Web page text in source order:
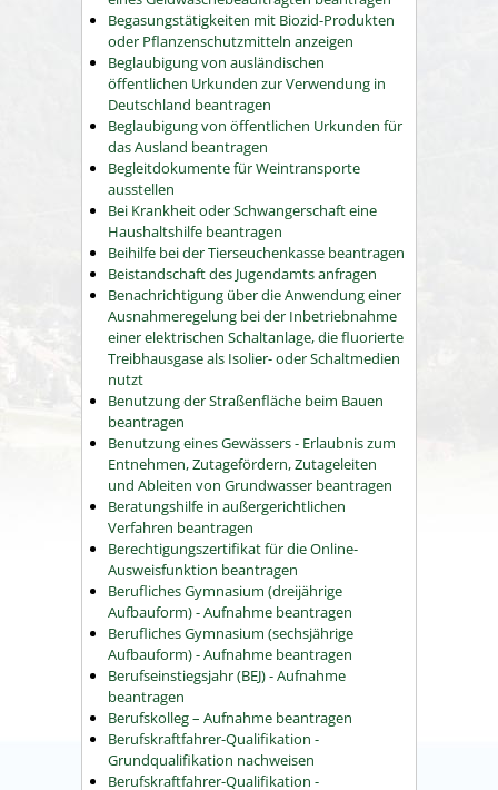
Begasungstätigkeiten mit Biozid-Produkten
oder Pflanzenschutzmitteln anzeigen
Beglaubigung von ausländischen
öffentlichen Urkunden zur Verwendung in
Deutschland beantragen
Beglaubigung von öffentlichen Urkunden für
das Ausland beantragen
Begleitdokumente für Weintransporte
ausstellen
Bei Krankheit oder Schwangerschaft eine
Haushaltshilfe beantragen
Beihilfe bei der Tierseuchenkasse beantragen
Beistandschaft des Jugendamts anfragen
Benachrichtigung über die Anwendung einer
Ausnahmeregelung bei der Inbetriebnahme
einer elektrischen Schaltanlage, die fluorierte
Treibhausgase als Isolier- oder Schaltmedien
nutzt
Benutzung der Straßenfläche beim Bauen
beantragen
Benutzung eines Gewässers - Erlaubnis zum
Entnehmen, Zutagefördern, Zutageleiten
und Ableiten von Grundwasser beantragen
Beratungshilfe in außergerichtlichen
Verfahren beantragen
Berechtigungszertifikat für die Online-
Ausweisfunktion beantragen
Berufliches Gymnasium (dreijährige
Aufbauform) - Aufnahme beantragen
Berufliches Gymnasium (sechsjährige
Aufbauform) - Aufnahme beantragen
Berufseinstiegsjahr (BEJ) - Aufnahme
beantragen
Berufskolleg – Aufnahme beantragen
Berufskraftfahrer-Qualifikation -
Grundqualifikation nachweisen
Berufskraftfahrer-Qualifikation -